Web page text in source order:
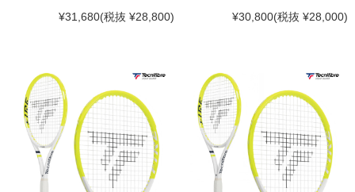
¥31,680(税抜 ¥28,800) ¥30,800(税抜 ¥28,000)